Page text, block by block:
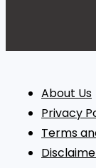
About Us
Privacy
Terms